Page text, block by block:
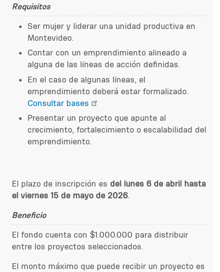
Requisitos
Ser mujer y liderar una unidad productiva en
Montevideo.
Contar con un emprendimiento alineado a
alguna de las líneas de acción definidas.
En el caso de algunas líneas, el
emprendimiento deberá estar formalizado.
Consultar bases
Presentar un proyecto que apunte al
crecimiento, fortalecimiento o escalabilidad del
emprendimiento.
El plazo de inscripción es del lunes 6 de abril hasta
el viernes 15 de mayo de 2026.
Beneficio
El fondo cuenta con $1.000.000 para distribuir
entre los proyectos seleccionados.
El monto máximo que puede recibir un proyecto es